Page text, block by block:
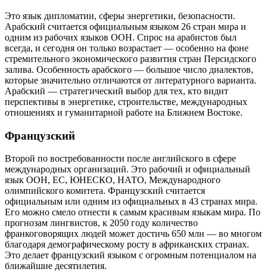
Это язык дипломатии, сферы энергетики, безопасности.
Арабский считается официальным языком 26 стран мира и
одним из рабочих языков ООН. Спрос на арабистов был
всегда, и сегодня он только возрастает — особенно на фоне
стремительного экономического развития стран Персидского
залива. Особенность арабского — большое число диалектов,
которые значительно отличаются от литературного варианта.
Арабский — стратегический выбор для тех, кто видит
перспективы в энергетике, строительстве, международных
отношениях и гуманитарной работе на Ближнем Востоке.
Французский
Второй по востребованности после английского в сфере
международных организаций. Это рабочий и официальный
язык ООН, ЕС, ЮНЕСКО, НАТО, Международного
олимпийского комитета. Французский считается
официальным или одним из официальных в 43 странах мира.
Его можно смело отнести к самым красивым языкам мира. По
прогнозам лингвистов, к 2050 году количество
франкоговорящих людей может достичь 650 млн — во многом
благодаря демографическому росту в африканских странах.
Это делает французский языком с огромным потенциалом на
ближайшие десятилетия.